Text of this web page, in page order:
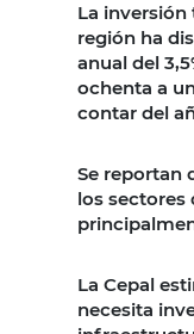
La
región ha
anual del
ochenta a
contar del
Se reportan
los sectores
La Cepal
necesita